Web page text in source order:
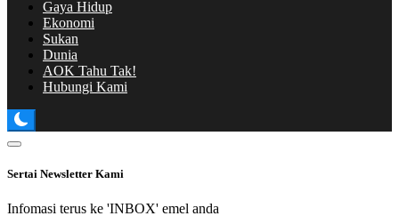
Gaya Hidup
Ekonomi
Sukan
Dunia
AOK Tahu Tak!
Hubungi Kami
Sertai Newsletter Kami
Infomasi terus ke 'INBOX' emel anda